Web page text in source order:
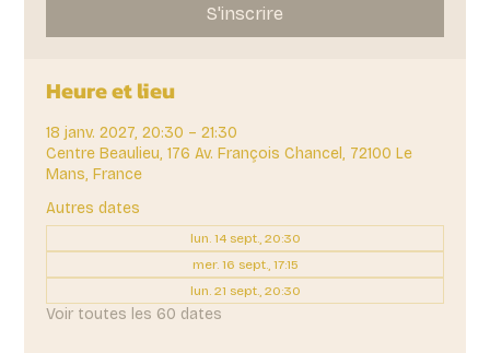
S'inscrire
Heure et lieu
18 janv. 2027, 20:30 – 21:30
Centre Beaulieu, 176 Av. François Chancel, 72100 Le
Mans, France
Autres dates
lun. 14 sept., 20:30
mer. 16 sept., 17:15
lun. 21 sept., 20:30
Voir toutes les 60 dates